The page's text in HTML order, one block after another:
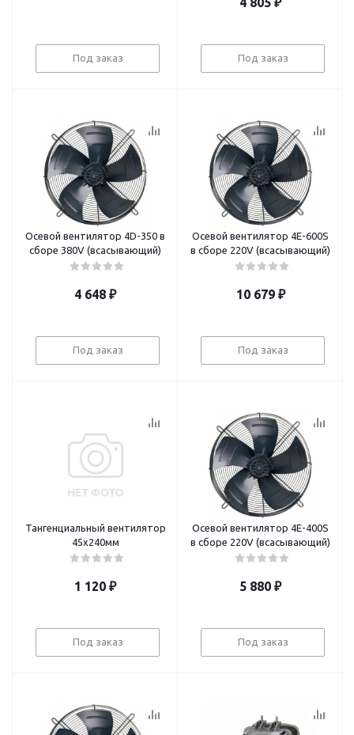
Под заказ Под заказ
Осевой вентилятор 4D-350 в
сборе 380V (всасывающий)
4 648 ₽
Под заказ
Осевой вентилятор 4Е-600S
в сборе 220V (всасывающий)
10 679₽
Под заказ
Тангенциальный вентилятор
45х240мм
1 120 ₽
Под заказ
Осевой вентилятор 4E-400S
в сборе 220V (всасывающий)
5 880 ₽
Под заказ